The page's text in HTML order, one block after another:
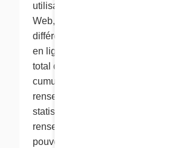
utilisation du site. Comme la
Web, celui de Cora utilise des
différentes fins pour améliorer
en ligne. Ainsi, nous faisons le
total de visiteurs de notre site sur
cumul anonyme. Nous pouvons
renseignements cumulatifs à
statistiques ne comprennent pas
renseignements personnels
pouvons également utiliser des